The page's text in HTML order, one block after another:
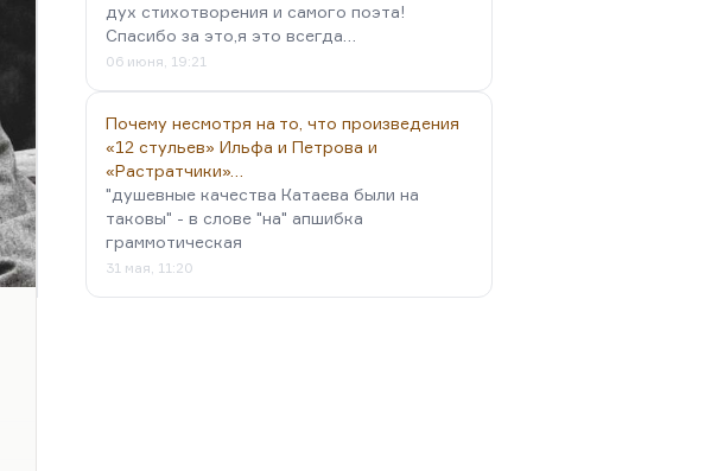
дух стихотворения и самого поэта!
Спасибо за это,я это всегда…
06 июня, 19:21
Почему несмотря на то, что произведения
«12 стульев» Ильфа и Петрова и
«Растратчики»…
"душевные качества Катаева были на
таковы" - в слове "на" апшибка
граммотическая
31 мая, 11:20